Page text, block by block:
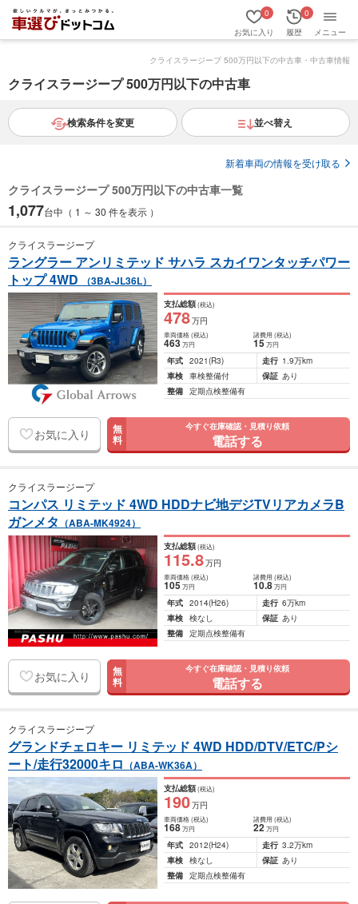
お気に入り
0
履歴
0
メニュー
クライスラージープ 500万円以下の中古車・中古車情報
クライスラージープ 500万円以下の中古車
検索条件を変更 並べ替え
新着車両の情報を受け取る
クライスラージープ 500万円以下の中古車一覧
1,077台中（ 1 ～ 30 件を表示 ）
クライスラージープ
ラングラー アンリミテッド サハラ スカイワンタッチパワー
トップ 4WD
（3BA-JL36L）
支払総額(税込)
478万円
車両価格(税込)
463万円
諸費用 (税込)
15 万円
年式 2021(R3) 走行 1.9万km
車検 車検整備付 保証 あり
整備 定期点検整備有
お気に入り 無
料
今すぐ在庫確認・見積り依頼
電話する
クライスラージープ
コンパス リミテッド 4WD HDDナビ地デジTVリアカメラB
ガンメタ （ABA-MK4924）
支払総額(税込)
115.8万円
車両価格(税込)
105万円
諸費用 (税込)
10.8 万円
年式 2014(H26) 走行 6万km
車検 検なし 保証 あり
整備 定期点検整備有
お気に入り 無
料
今すぐ在庫確認・見積り依頼
電話する
クライスラージープ
グランドチェロキー リミテッド 4WD HDD/DTV/ETC/Pシ
ート/走行32000キロ （ABA-WK36A）
支払総額(税込)
190万円
車両価格(税込)
168万円
諸費用 (税込)
22 万円
年式 2012(H24) 走行 3.2万km
車検 検なし 保証 あり
整備 定期点検整備有